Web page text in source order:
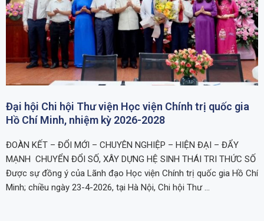
Đại hội Chi hội Thư viện Học viện Chính trị quốc gia
Hồ Chí Minh, nhiệm kỳ 2026-2028
ĐOÀN KẾT – ĐỔI MỚI – CHUYÊN NGHIỆP – HIỆN ĐẠI – ĐẨY
MẠNH CHUYỂN ĐỔI SỐ, XÂY DỰNG HỆ SINH THÁI TRI THỨC SỐ
Được sự đồng ý của Lãnh đạo Học viện Chính trị quốc gia Hồ Chí
Minh; chiều ngày 23-4-2026, tại Hà Nội, Chi hội Thư …